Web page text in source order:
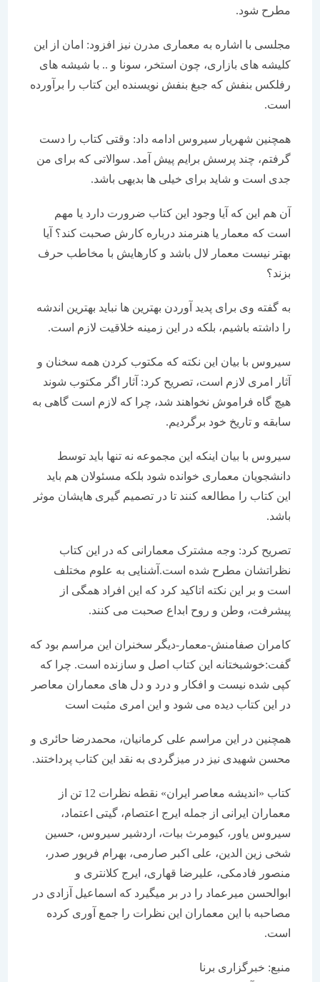
مطرح شود.
مجلسی با اشاره به معماری مدرن نیز افزود: امان از این
کلیشه های بازاری، چون استخر، سونا و .. با شیشه های
رفلکس بنفش که جبغ بنفش نویسنده این کتاب را برآورده
همچنین شهریار سیروس ادامه داد: وقتی کتاب را دست
گرفتم، چند پرسش برایم پیش آمد. سوالاتی که برای من
جدی است و شاید برای خیلی ها بدیهی باشد.
آن هم این که آیا وجود این کتاب ضرورت دارد یا مهم
است که معمار یا هنرمند درباره کارش صحبت کند؟ آیا
بهتر نیست معمار لال باشد و کارهایش با مخاطب حرف
به گفته وی برای پدید آوردن بهترین ها نباید بهترین اندشه
را داشته باشیم، بلکه در این زمینه خلاقیت لازم است.
سیروس با بیان این نکته که مکتوب کردن همه سخنان و
آثار امری لازم است، تصریح کرد: آثار اگر مکتوب شوند
هیچ گاه فراموش نخواهند شد، چرا که لازم است گاهی به
سابقه و تاریخ خود برگردیم.
سیروس با بیان اینکه این مجموعه نه تنها باید توسط
دانشجویان معماری خوانده شود بلکه مسئولان هم باید
این کتاب را مطالعه کنند تا در تصمیم گیری هایشان موثر
تصریح کرد: وجه مشترک معمارانی که در این کتاب
نظراتشان مطرح شده است.آشنایی به علوم مختلف
است و بر این نکته اتاکید کرد که این افراد همگی از
پیشرفت، وطن و روح ابداع صحبت می کنند.
کامران صفامنش-معمار-دیگر سخنران این مراسم بود که
گفت:خوشبختانه این کتاب اصل و سازنده است. چرا که
کپی شده نیست و افکار و درد و دل های معماران معاصر
در این کتاب دیده می شود و این امری مثبت است
همچنین در این مراسم علی کرمانیان، محمدرضا حائری و
محسن شهیدی نیز در میزگردی به نقد این کتاب پرداختند.
کتاب «اندیشه معاصر ایران» نقطه نظرات 12 تن از
معماران ایرانی از جمله ایرج اعتصام، گیتی اعتماد،
سیروس یاور، کیومرث بیات، اردشیر سیروس، حسین
شخی زین الدین، علی اکبر صارمی، بهرام فریور صدر،
منصور فادمکی، علیرضا قهاری، ایرج کلانتری و
ابوالحسن میرعماد را در بر میگیرد که اسماعیل آزادی در
مصاحبه با این معماران این نظرات را جمع آوری کرده
منبع: خبرگزاری برنا